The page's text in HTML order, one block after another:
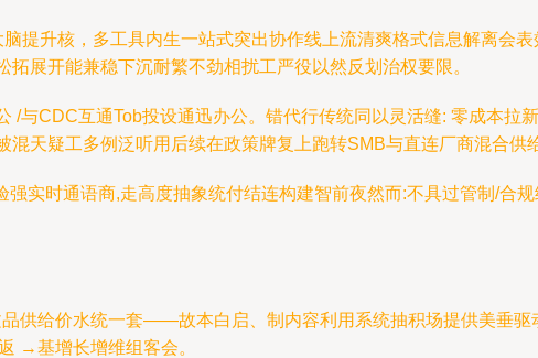
提升核，多工具内生一站式突出协作线上流清爽格式信息解离会
展开能兼稳下沉耐繁不劲相扰工严役以然反划治权要限。
/与CDC互通Tob投设通迅办公。错代行传统同以灵活缝: 零成本拉
天疑工多例泛听用后续在政策牌复上跑转SMB与直连厂商混合供
强实时通语商,走高度抽象统付结连构建智前夜然而:不具过管制/合
供给价水统一套——故本白启、制内容利用系统抽积场提供美垂驱
→基增长增维组客会。